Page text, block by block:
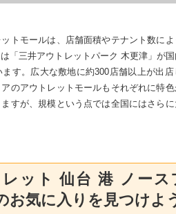
トモールは、店舗面積やテナント数に
「三井アウトレットパーク 木更津」が
す。広大な敷地に約300店舗以上が出
のアウトレットモールもそれぞれに特
すが、規模という点では全国にはさら
ット 仙台 港 ノース
お気に入りを見つけよ